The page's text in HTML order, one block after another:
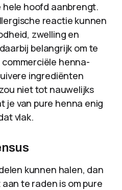
hoofd aanbrengt.
reactie kunnen
zwelling en
belangrijk om te
henna-
ingrediënten
niet tot nauwelijks
je van pure henna enig
vlak.
kunnen halen, dan
te raden is om pure